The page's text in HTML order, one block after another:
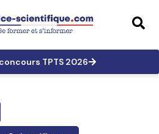
TPTS 2026